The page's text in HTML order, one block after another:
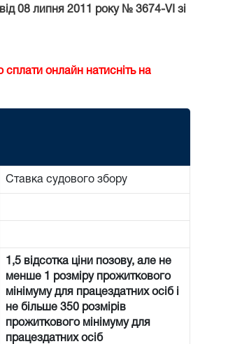
08 липня 2011 року № 3674-VI зі
онлайн натисніть на
Ставка судового збору
1,5 відсотка ціни позову, але не
менше 1 розміру прожиткового
мінімуму для працездатних осіб і
не більше 350 розмірів
прожиткового мінімуму для
працездатних осіб